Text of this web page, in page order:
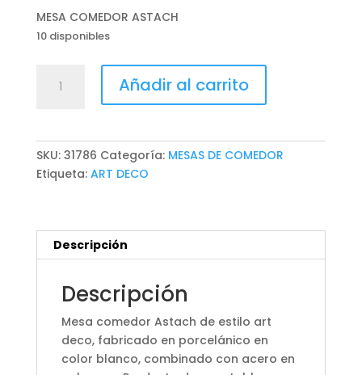
MESA COMEDOR ASTACH
10 disponibles
COMEDOR
Añadir al carrito
SKU: 31786 Categoría: MESAS DE COMEDOR
Etiqueta: ART DECO
Descripción
Descripción
Mesa comedor Astach de estilo art
deco, fabricado en porcelánico en
color blanco, combinado con acero en